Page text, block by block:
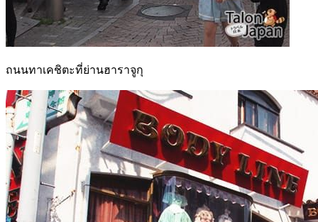
ถนนทาเคชิตะที่ย่านฮาราจูกุ